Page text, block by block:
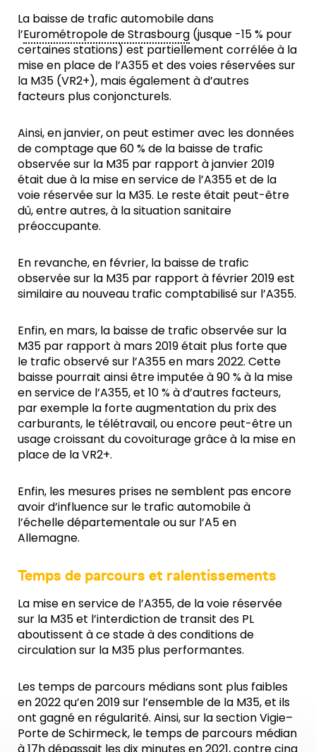
La baisse de trafic automobile dans
l’Eurométropole de Strasbourg (jusque -15 % pour
certaines stations) est partiellement corrélée à la
mise en place de l’A355 et des voies réservées sur
la M35 (VR2+), mais également à d’autres
facteurs plus conjoncturels.
Ainsi, en janvier, on peut estimer avec les données
de comptage que 60 % de la baisse de trafic
observée sur la M35 par rapport à janvier 2019
était due à la mise en service de l’A355 et de la
voie réservée sur la M35. Le reste était peut-être
dû, entre autres, à la situation sanitaire
préoccupante.
En revanche, en février, la baisse de trafic
observée sur la M35 par rapport à février 2019 est
similaire au nouveau trafic comptabilisé sur l’A355.
Enfin, en mars, la baisse de trafic observée sur la
M35 par rapport à mars 2019 était plus forte que
le trafic observé sur l’A355 en mars 2022. Cette
baisse pourrait ainsi être imputée à 90 % à la mise
en service de l’A355, et 10 % à d’autres facteurs,
par exemple la forte augmentation du prix des
carburants, le télétravail, ou encore peut-être un
usage croissant du covoiturage grâce à la mise en
place de la VR2+.
Enfin, les mesures prises ne semblent pas encore
avoir d’influence sur le trafic automobile à
l’échelle départementale ou sur l’A5 en
Allemagne.
Temps de parcours et ralentissements
La mise en service de l’A355, de la voie réservée
sur la M35 et l’interdiction de transit des PL
aboutissent à ce stade à des conditions de
circulation sur la M35 plus performantes.
Les temps de parcours médians sont plus faibles
en 2022 qu’en 2019 sur l’ensemble de la M35, et ils
ont gagné en régularité. Ainsi, sur la section Vigie–
Porte de Schirmeck, le temps de parcours médian
à 17h dépassait les dix minutes en 2021, contre cinq